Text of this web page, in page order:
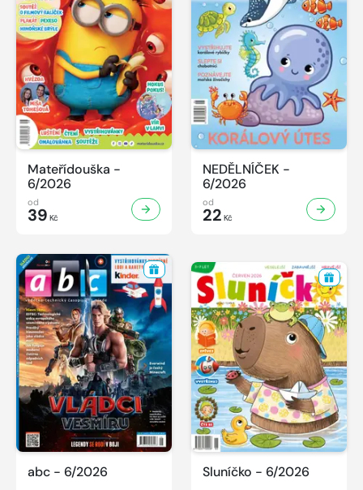
Mateřídouška -
6/2026
od
39 Kč
NEDĚLNÍČEK -
6/2026
od
22 Kč
abc - 6/2026 Sluníčko - 6/2026